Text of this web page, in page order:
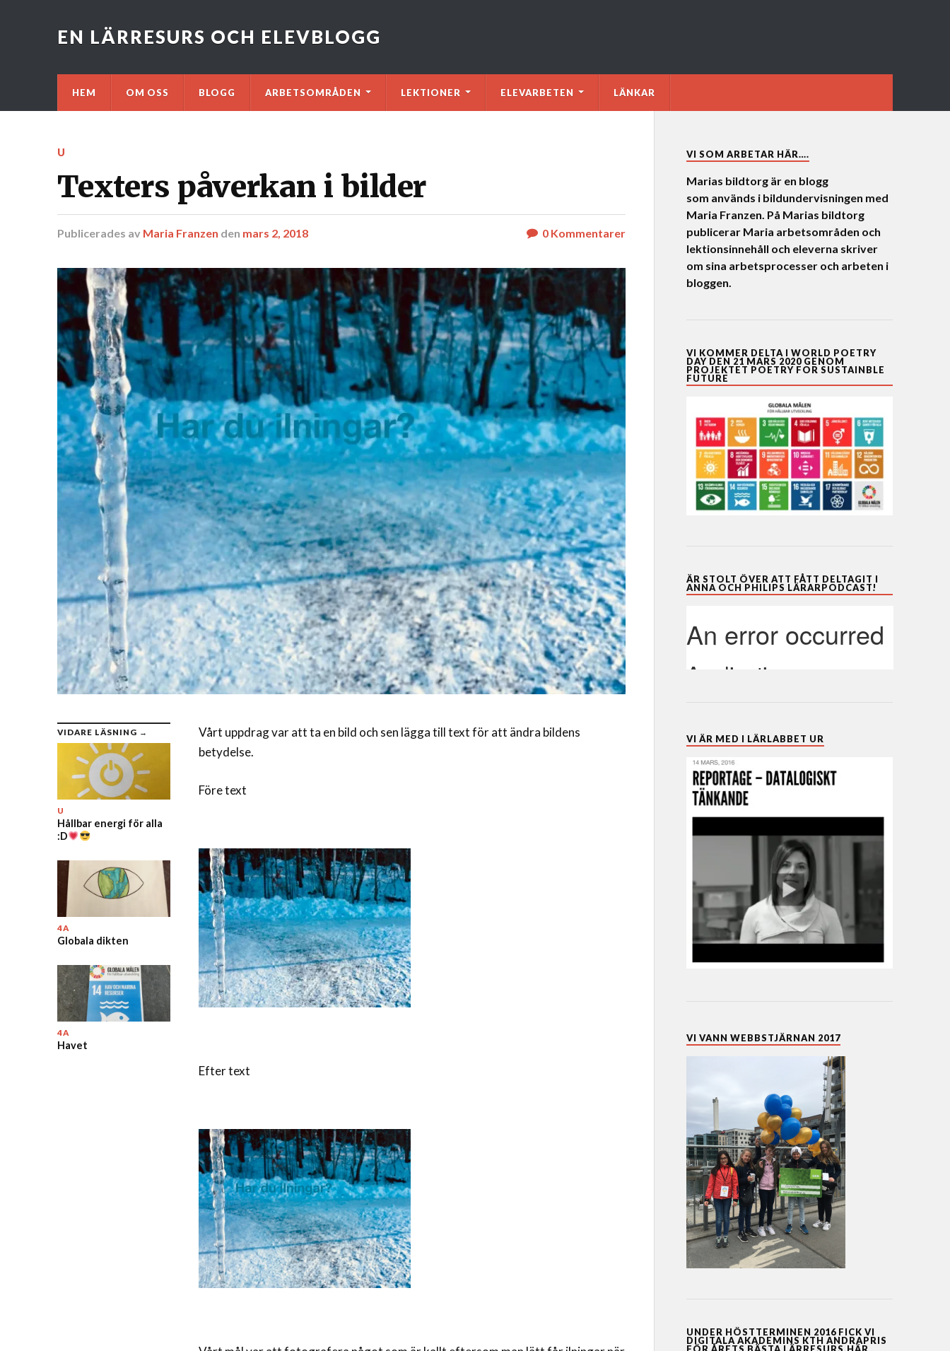
EN LÄRRESURS OCH ELEVBLOGG
HEM OM OSS BLOGG ARBETSOMRÅDEN LEKTIONER ELEVARBETEN LÄNKAR
U
Texters påverkan i bilder
Publicerades av Maria Franzen den mars 2, 2018 0Kommentarer
VIDARE LÄSNING →
U
Hållbar energi för alla
:D
4A
Globala dikten
4A
Havet
Vårt uppdrag var att ta en bild och sen lägga till text för att ändra bildens
betydelse.
Före text
Efter text
VI SOM ARBETAR HÄR….
Marias bildtorg är en blogg
som används i bildundervisningen med
Maria Franzen. På Marias bildtorg
publicerar Maria arbetsområden och
lektionsinnehåll och eleverna skriver
om sina arbetsprocesser och arbeten i
bloggen.
VI KOMMER DELTA I WORLD POETRY
DAY DEN 21 MARS 2020 GENOM
PROJEKTET POETRY FOR SUSTAINBLE
FUTURE
ÄR STOLT ÖVER ATT FÅTT DELTAGIT I
ANNA OCH PHILIPS LÄRARPODCAST!
VI ÄR MED I LÄRLABBET UR
VI VANN WEBBSTJÄRNAN 2017
UNDER HÖSTTERMINEN 2016 FICK VI
DIGITALA AKADEMINS KTH ANDRAPRIS
FÖR ÅRETS BÄSTA LÄRRESURS.HÄR